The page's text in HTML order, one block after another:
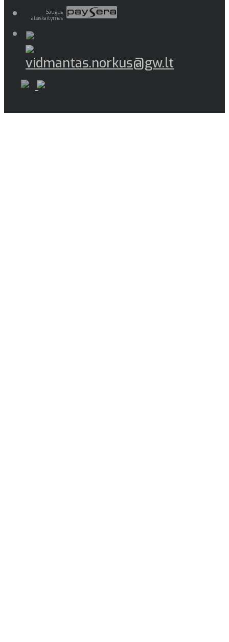
Saugus
atsiskaitymas